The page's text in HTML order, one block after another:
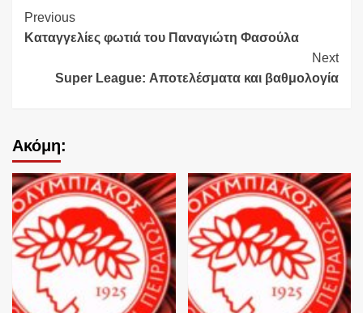
Continue
Reading
Previous
Καταγγελίες φωτιά του Παναγιώτη Φασούλα
Next
Super League: Αποτελέσματα και βαθμολογία
Ακόμη: